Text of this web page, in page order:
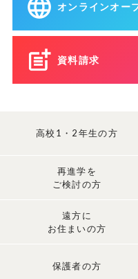
オンラインオー
資料請求
高校1・2年生の方
再進学を
ご検討の方
遠方に
お住まいの方
保護者の方